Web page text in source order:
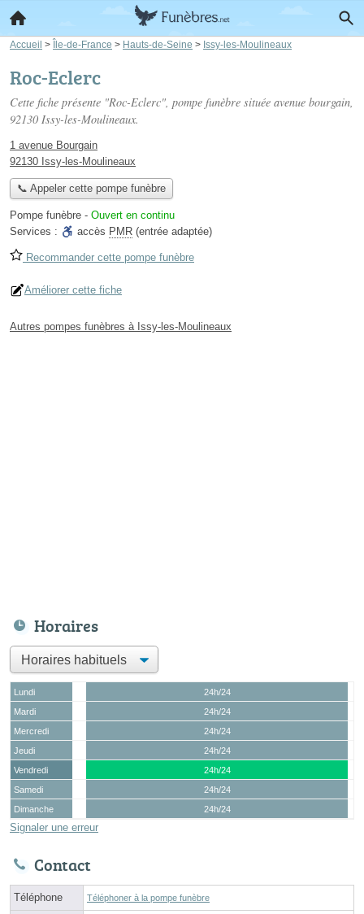
Accueil > Île-de-France > Hauts-de-Seine > Issy-les-Moulineaux
Roc-Eclerc
Cette fiche présente "Roc-Eclerc", pompe funèbre située avenue bourgain,
92130 Issy-les-Moulineaux.
1 avenue Bourgain
92130 Issy-les-Moulineaux
📞 Appeler cette pompe funèbre
Pompe funèbre - Ouvert en continu
Services :
accès PMR (entrée adaptée)
Recommander cette pompe funèbre
Améliorer cette fiche
Autres pompes funèbres à Issy-les-Moulineaux
Horaires
Lundi
24h/24
Mardi
24h/24
Mercredi
24h/24
Jeudi
24h/24
Vendredi
24h/24
Samedi
24h/24
Dimanche
24h/24
Signaler une erreur
Contact
Téléphone Téléphoner à la pompe funèbre